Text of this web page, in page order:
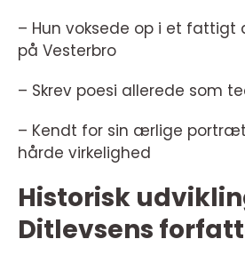
– Hun voksede op i et fattigt
på Vesterbro
– Skrev poesi allerede som
– Kendt for sin ærlige
hårde virkelighed
Historisk
Ditlevsens